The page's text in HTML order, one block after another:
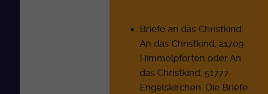
Briefe an das Christkind:
An das Christkind; 21709
Himmelpforten oder An
das Christkind; 51777
Engelskirchen. Die Briefe